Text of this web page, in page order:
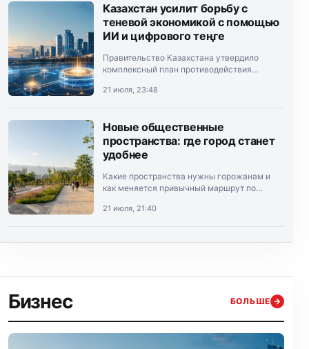
Казахстан усилит борьбу с
теневой экономикой с помощью
ИИ и цифрового теңге
Правительство Казахстана утвердило
комплексный план противодействия
Документ подписал премьер-министр
21 июля, 23:48
Новые общественные
пространства: где город станет
удобнее
Какие пространства нужны горожанам и
как меняется привычный маршрут по
21 июля, 21:40
Бизнес БОЛЬШЕ →